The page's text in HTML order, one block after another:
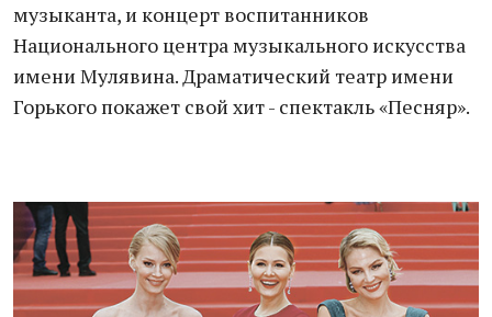
музыканта, и концерт воспитанников
Национального центра музыкального искусства
имени Мулявина. Драматический театр имени
Горького покажет свой хит - спектакль «Песняр».